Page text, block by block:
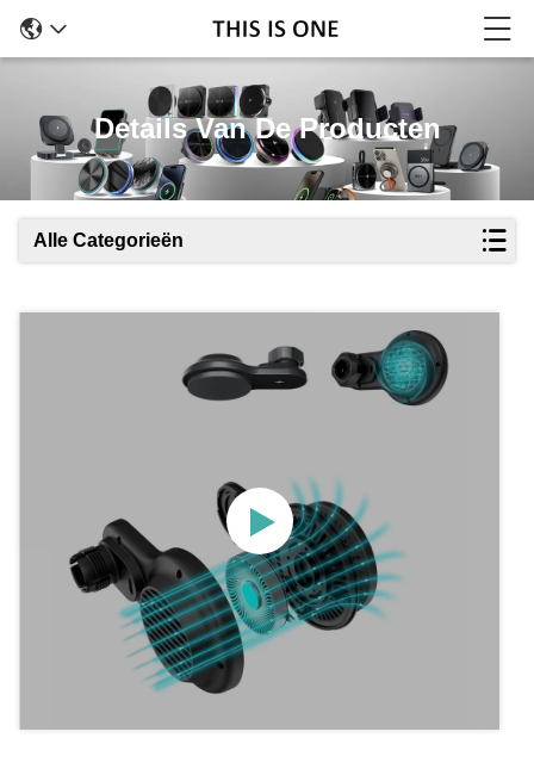
Details Van De Producten
Alle Categorieën